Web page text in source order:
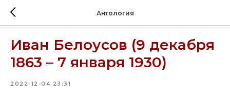
Антология
Иван Белоусов (9 декабря
1863 – 7 января 1930)
2022-12-04 23:31